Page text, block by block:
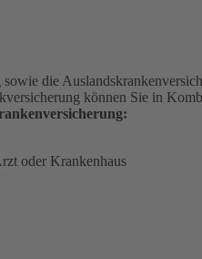
die
können Sie in
oder Krankenhaus